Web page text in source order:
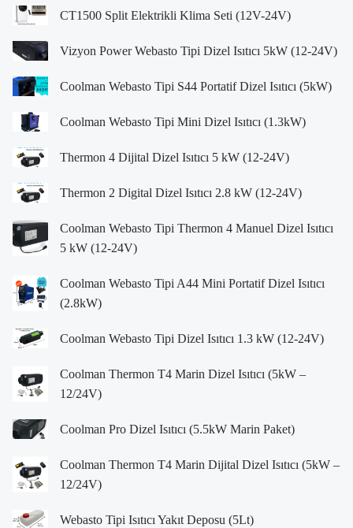
CT1500 Split Elektrikli Klima Seti (12V-24V)
Vizyon Power Webasto Tipi Dizel Isıtıcı 5kW (12-24V)
Coolman Webasto Tipi S44 Portatif Dizel Isıtıcı (5kW)
Coolman Webasto Tipi Mini Dizel Isıtıcı (1.3kW)
Thermon 4 Dijital Dizel Isıtıcı 5 kW (12-24V)
Thermon 2 Digital Dizel Isıtıcı 2.8 kW (12-24V)
Coolman Webasto Tipi Thermon 4 Manuel Dizel Isıtıcı
5 kW (12-24V)
Coolman Webasto Tipi A44 Mini Portatif Dizel Isıtıcı
(2.8kW)
Coolman Webasto Tipi Dizel Isıtıcı 1.3 kW (12-24V)
Coolman Thermon T4 Marin Dizel Isıtıcı (5kW –
12/24V)
Coolman Pro Dizel Isıtıcı (5.5kW Marin Paket)
Coolman Thermon T4 Marin Dijital Dizel Isıtıcı (5kW –
12/24V)
Webasto Tipi Isıtıcı Yakıt Deposu (5Lt)